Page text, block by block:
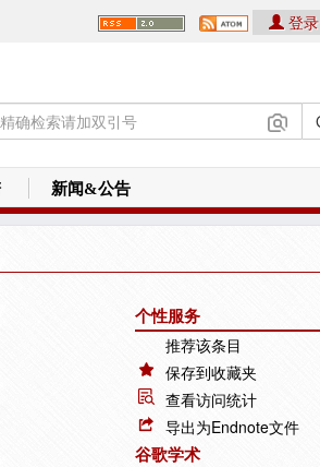
登录
新闻&公告
个性服务
推荐该条目
保存到收藏夹
查看访问统计
导出为Endnote文件
谷歌学术